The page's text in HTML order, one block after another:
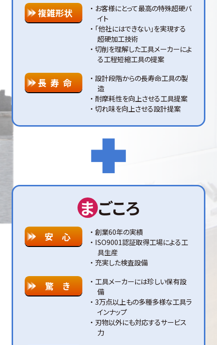
複雑形状
お客様にとって最高の特殊超硬バ
イト
「他社にはできない」を実現する
超硬加工技術
切削を理解した工具メーカーによ
る工程短縮工具の提案
長 寿 命
設計段階からの長寿命工具の製
造
耐摩耗性を向上させる工具提案
切れ味を向上させる設計提案
まごころ
安 心
創業60年の実績
ISO9001認証取得工場による工
具生産
充実した検査設備
驚 き
工具メーカーには珍しい保有設
備
3万点以上もの多種多様な工具ラ
インナップ
刃物以外にも対応するサービス
力